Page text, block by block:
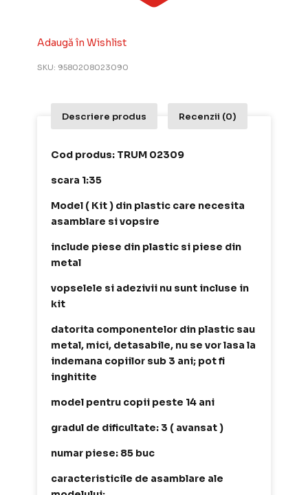
Adaugă în Wishlist
SKU: 9580208023090
Descriere produs Recenzii (0)
Cod produs: TRUM 02309
scara 1:35
Model ( Kit ) din plastic care necesita
asamblare si vopsire
include piese din plastic si piese din
metal
vopselele si adezivii nu sunt incluse in
kit
datorita componentelor din plastic sau
metal, mici, detasabile, nu se vor lasa la
indemana copiilor sub 3 ani; pot fi
inghitite
model pentru copii peste 14 ani
gradul de dificultate: 3 ( avansat )
numar piese: 85 buc
caracteristicile de asamblare ale